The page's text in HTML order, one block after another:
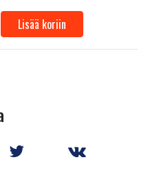
Lisää koriin